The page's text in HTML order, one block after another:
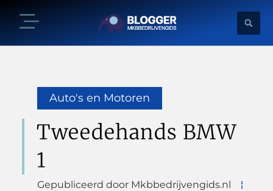
Auto's en Motoren
Tweedehands BMW
1
Gepubliceerd door Mkbbedrijvengids.nl